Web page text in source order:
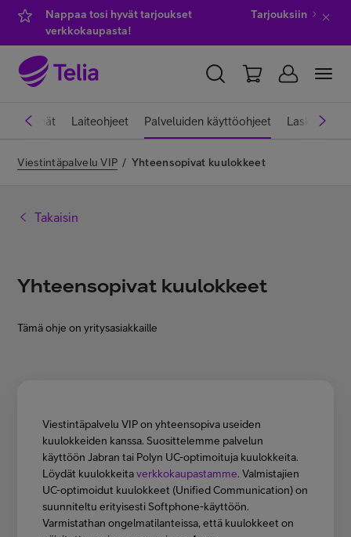
Nappaa tosi hyvät tarjoukset
verkkokaupasta!
Tarjouksiin
YKSITYISILLE YRITYKSILLE WHOLESALE
Inspiroidu
EN SV
Laiteohjeet Palveluiden käyttöohjeet Laskut ja
Viestintäpalvelu VIP / Yhteensopivat kuulokkeet
Takaisin
Yhteensopivat kuulokkeet
Tämä ohje on yritysasiakkaille
Viestintäpalvelu VIP on yhteensopiva useiden
kuulokkeiden kanssa. Suosittelemme palvelun
käyttöön Jabran tai Polyn UC-optimoituja kuulokkeita.
Löydät kuulokkeitaverkkokaupastamme. Valmistajien
UC-optimoidut kuulokkeet (Unified Communication) on
suunniteltu erityisesti Softphone-käyttöön.
Varmistathan ongelmatilanteissa, että kuulokkeet on